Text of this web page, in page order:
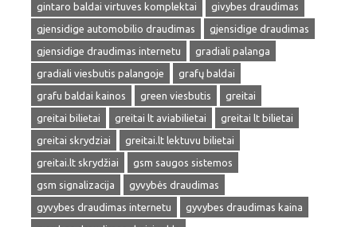
gintaro baldai virtuves komplektai
givybes draudimas
gjensidige automobilio draudimas
gjensidige draudimas
gjensidige draudimas internetu
gradiali palanga
gradiali viesbutis palangoje
grafų baldai
grafu baldai kainos
green viesbutis
greitai
greitai bilietai
greitai lt aviabilietai
greitai lt bilietai
greitai skrydziai
greitai.lt lektuvu bilietai
greitai.lt skrydžiai
gsm saugos sistemos
gsm signalizacija
gyvybės draudimas
gyvybes draudimas internetu
gyvybes draudimas kaina